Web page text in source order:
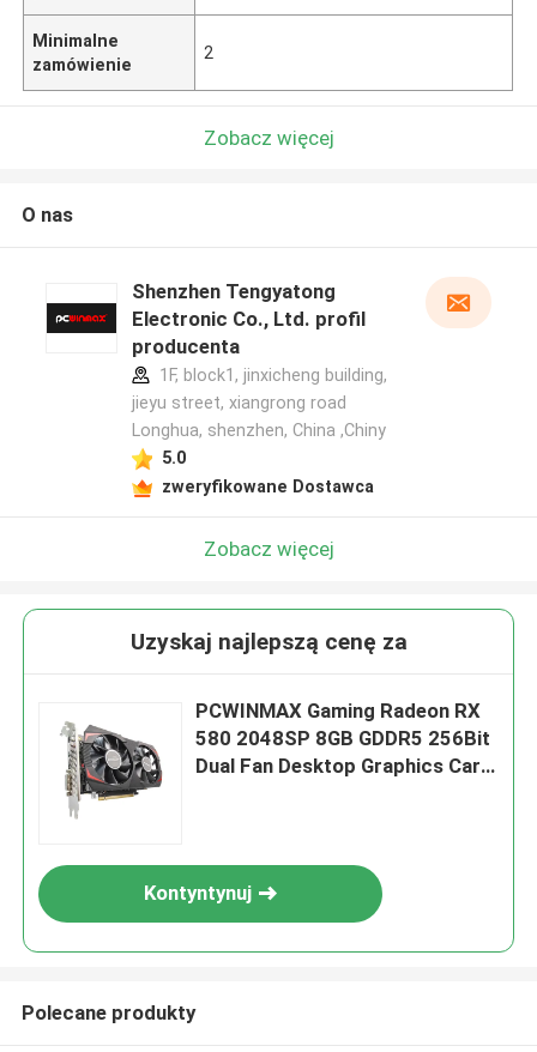
Minimalne
zamówienie
2
Zobacz więcej
O nas
Shenzhen Tengyatong
Electronic Co., Ltd. profil
producenta
1F, block1, jinxicheng building,
jieyu street, xiangrong road
Longhua, shenzhen, China ,Chiny
5.0
zweryfikowane Dostawca
Zobacz więcej
Uzyskaj najlepszą cenę za
PCWINMAX Gaming Radeon RX
580 2048SP 8GB GDDR5 256Bit
Dual Fan Desktop Graphics Card
Kontyntynuj
Polecane produkty